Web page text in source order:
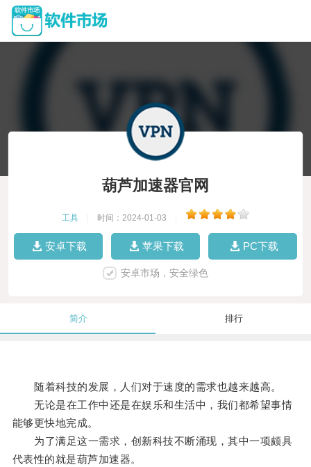
葫芦加速器官网
工具 时间：2024-01-03
安卓下载 苹果下载 PC下载
安卓市场，安全绿色
简介 排行
随着科技的发展，人们对于速度的需求也越来越高。
无论是在工作中还是在娱乐和生活中，我们都希望事情
能够更快地完成。
为了满足这一需求，创新科技不断涌现，其中一项颇具
代表性的就是葫芦加速器。